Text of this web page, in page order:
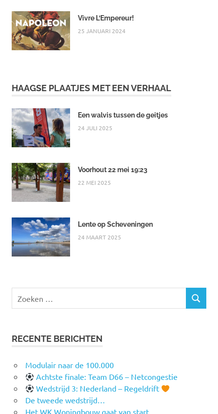
Vivre L’Empereur!
25 JANUARI 2024
HAAGSE PLAATJES MET EEN VERHAAL
Een walvis tussen de geitjes
24 JULI 2025
Voorhout 22 mei 19:23
22 MEI 2025
Lente op Scheveningen
24 MAART 2025
naar:
ZOEKEN
RECENTE BERICHTEN
Modulair naar de 100.000
Achtste finale: Team D66 – Netcongestie
Wedstrijd 3: Nederland – Regeldrift
De tweede wedstrijd…
Het WK Woningbouw gaat van start